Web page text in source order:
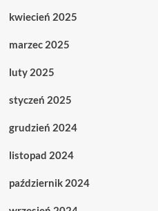
kwiecień 2025
marzec 2025
luty 2025
styczeń 2025
grudzień 2024
listopad 2024
październik 2024